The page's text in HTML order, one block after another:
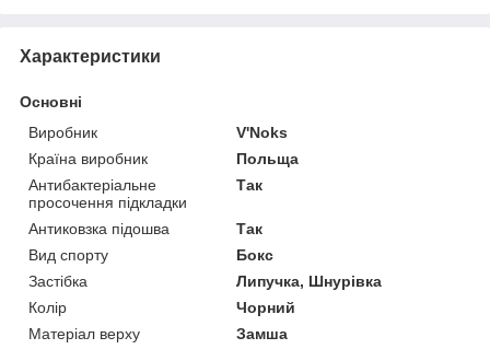
Характеристики
Основні
Виробник
V'Noks
Країна виробник
Польща
Антибактеріальне
просочення підкладки
Так
Антиковзка підошва
Так
Вид спорту
Бокс
Застібка
Липучка, Шнурівка
Колір
Чорний
Матеріал верху
Замша